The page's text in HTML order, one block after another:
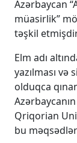
Azərbaycan
müasirlik”
təşkil
Elm adı
yazılması
olduqca
Qriqorian
bu